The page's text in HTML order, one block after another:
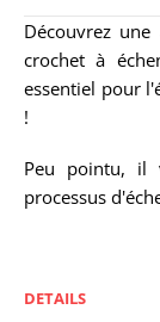
Découvrez
crochet à
essentiel pour
!
Peu pointu, il
processus
DETAILS